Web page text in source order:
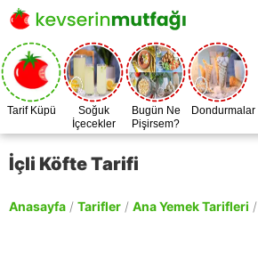
Tarif Küpü
Soğuk
İçecekler
Bugün Ne
Pişirsem?
Dondurmalar
İçli Köfte Tarifi
Anasayfa / Tarifler / Ana Yemek Tarifleri /